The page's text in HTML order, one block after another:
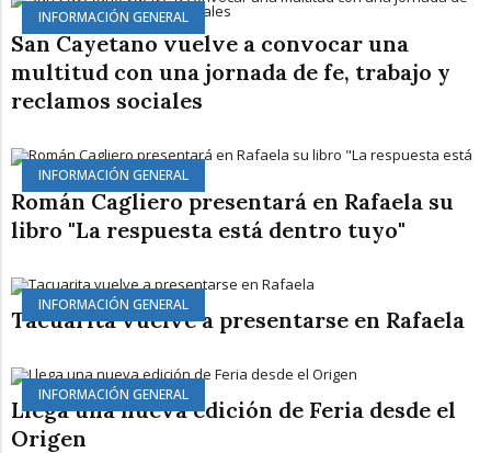
INFORMACIÓN GENERAL
San Cayetano vuelve a convocar una
multitud con una jornada de fe, trabajo y
reclamos sociales
INFORMACIÓN GENERAL
Román Cagliero presentará en Rafaela su
libro "La respuesta está dentro tuyo"
INFORMACIÓN GENERAL
Tacuarita vuelve a presentarse en Rafaela
INFORMACIÓN GENERAL
Llega una nueva edición de Feria desde el
Origen